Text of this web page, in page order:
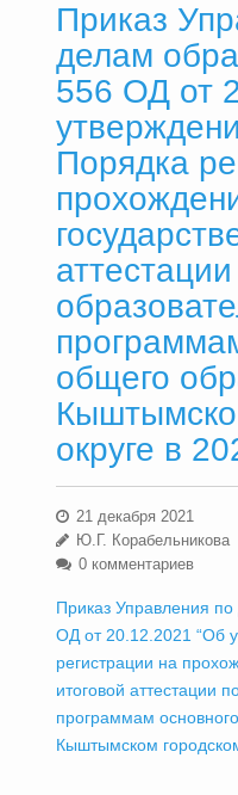
Приказ
делам
556 ОД от
Порядка
общего
округе в
21 декабря 2021
Ю.Г. Корабельникова
0 комментариев
Приказ Управления
ОД от 20.12.2021 “Об
регистрации на
итоговой аттестации
программам
Кыштымском